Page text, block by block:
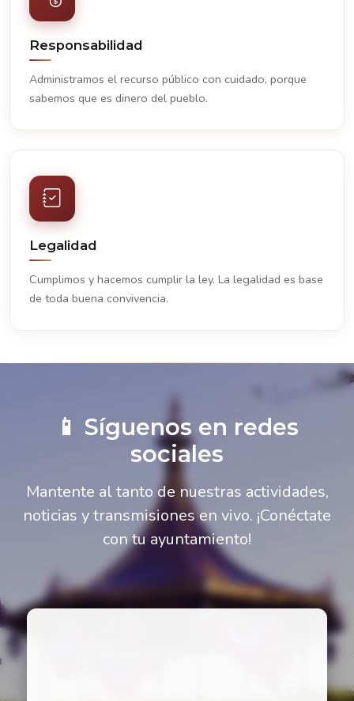
Responsabilidad
Administramos el recurso público con cuidado, porque
sabemos que es dinero del pueblo.
Legalidad
Cumplimos y hacemos cumplir la ley. La legalidad es base
de toda buena convivencia.
📱 Síguenos en redes
sociales
Mantente al tanto de nuestras actividades,
noticias y transmisiones en vivo. ¡Conéctate
con tu ayuntamiento!